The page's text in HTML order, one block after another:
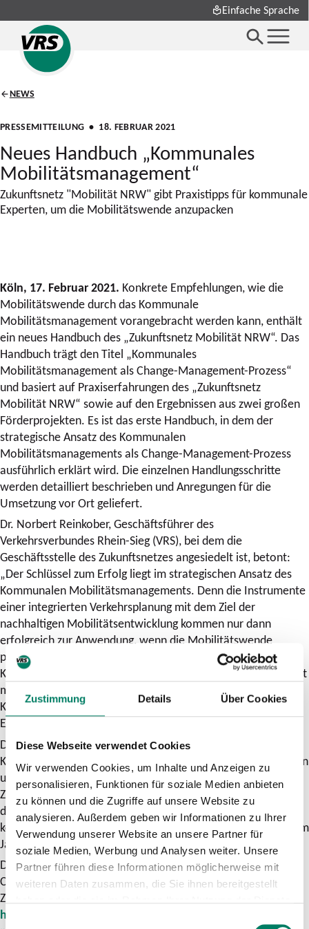
Zustimmung Details Über Cookies
Diese Webseite verwendet Cookies
Wir verwenden Cookies, um Inhalte und Anzeigen zu
personalisieren, Funktionen für soziale Medien anbieten
zu können und die Zugriffe auf unsere Website zu
analysieren. Außerdem geben wir Informationen zu Ihrer
Verwendung unserer Website an unsere Partner für
soziale Medien, Werbung und Analysen weiter. Unsere
Partner führen diese Informationen möglicherweise mit
weiteren Daten zusammen, die Sie ihnen bereitgestellt
Einwilligungsauswahl
Einfache Sprache
NEWS
PRESSEMITTEILUNG • 18. FEBRUAR 2021
Neues Handbuch „Kommunales
Mobilitätsmanagement“
Zukunftsnetz "Mobilität NRW" gibt Praxistipps für kommunale
Experten, um die Mobilitätswende anzupacken
Köln, 17. Februar 2021. Konkrete Empfehlungen, wie die
Mobilitätswende durch das Kommunale
Mobilitätsmanagement vorangebracht werden kann, enthält
ein neues Handbuch des „Zukunftsnetz Mobilität NRW“. Das
Handbuch trägt den Titel „Kommunales
Mobilitätsmanagement als Change-Management-Prozess“
und basiert auf Praxiserfahrungen des „Zukunftsnetz
Mobilität NRW“ sowie auf den Ergebnissen aus zwei großen
Förderprojekten. Es ist das erste Handbuch, in dem der
strategische Ansatz des Kommunalen
Mobilitätsmanagements als Change-Management-Prozess
ausführlich erklärt wird. Die einzelnen Handlungsschritte
werden detailliert beschrieben und Anregungen für die
Umsetzung vor Ort geliefert.
Dr. Norbert Reinkober, Geschäftsführer des
Verkehrsverbundes Rhein-Sieg (VRS), bei dem die
Geschäftsstelle des Zukunftsnetzes angesiedelt ist, betont:
„Der Schlüssel zum Erfolg liegt im strategischen Ansatz des
Kommunalen Mobilitätsmanagements. Denn die Instrumente
einer integrierten Verkehrsplanung mit dem Ziel der
nachhaltigen Mobilitätsentwicklung kommen nur dann
erfolgreich zur Anwendung, wenn die Mobilitätswende
politisch eindeutig gewollt ist, von einer handlungsstarken
Kommunalverwaltung umgesetzt und von der Zivilgesellschaft
mitgetragen wird. Der zukunftsweisende Ansatz des
Kommunalen Mobilitätsmanagement verbindet diese
Elemente.“
Das Handbuch versteht sich als Leitfaden für alle, die in ihrer
Kommune die Mobilitätswende gestalten wollen. Dazu zählen
unter anderem die Kommunalen Mobilitätsmanager, die das
Zukunftsnetz Mobilität NRW bereits seit 2015 ausbildet. Bei
den bisherigen neun Lehrgängen wurden knapp 200
kommunale Verwaltungsmitarbeiter weitergebildet. In diesem
Jahr werden der zehnte und elfte Lehrgang stattfinden.
Das Handbuch „Kommunales Mobilitätsmanagement als
Change-Management-Prozess“ steht auf der Homepage des
Zukunftsnetzes unter folgendem Link zum Download bereit:
https://www.zukunftsnetz-